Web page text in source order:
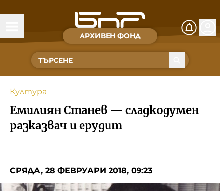
АРХИВЕН ФОНД
Времена и хора
Култура
Музика
Спорт
Съвет за електронни медии
Култура
Емилиян Станев — сладкодумен
разказвач и ерудит
СРЯДА, 28 ФЕВРУАРИ 2018, 09:23